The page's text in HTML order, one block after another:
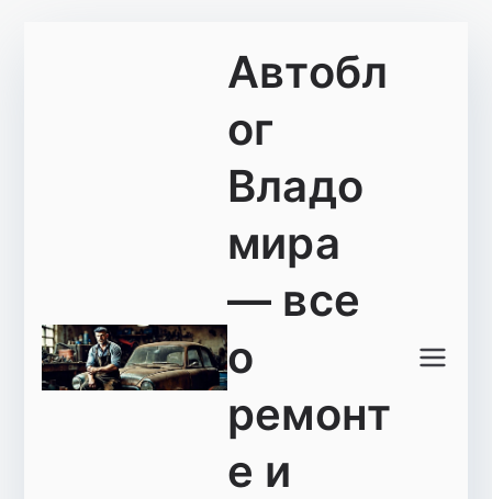
Автобл
ог
Владо
мира
— все
о
ремонт
е и